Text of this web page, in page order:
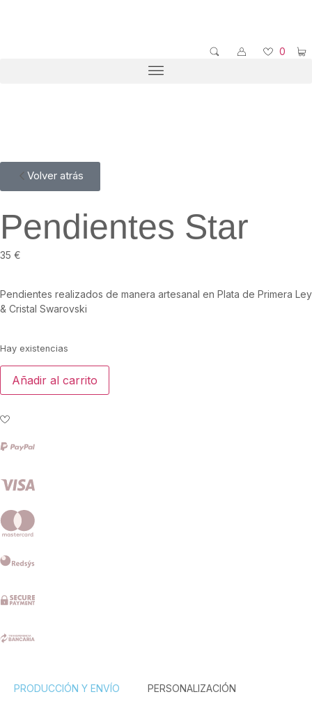
0
Volver atrás
Pendientes Star
35 €
Pendientes realizados de manera artesanal en Plata de Primera Ley
& Cristal Swarovski
Hay existencias
Añadir al carrito
PRODUCCIÓN Y ENVÍO PERSONALIZACIÓN